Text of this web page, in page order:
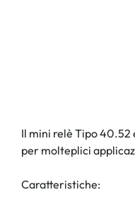
Il mini relè Tipo 40.52
per molteplici
Caratteristiche: